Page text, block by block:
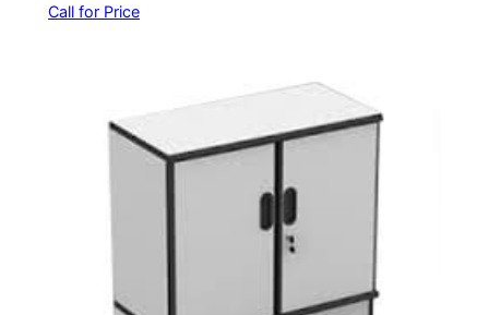
Call for Price